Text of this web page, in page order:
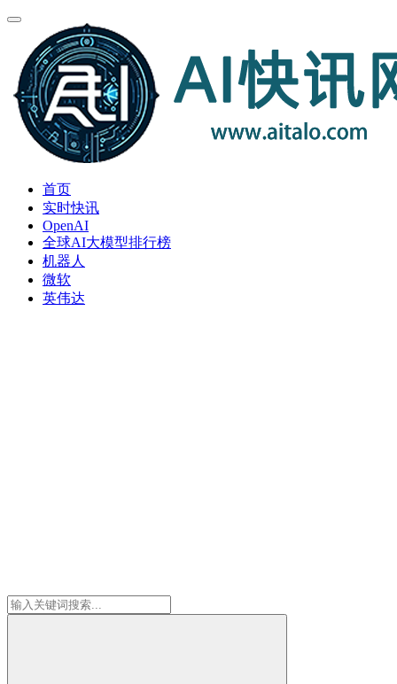
首页
实时快讯
OpenAI
全球AI大模型排行榜
机器人
微软
英伟达